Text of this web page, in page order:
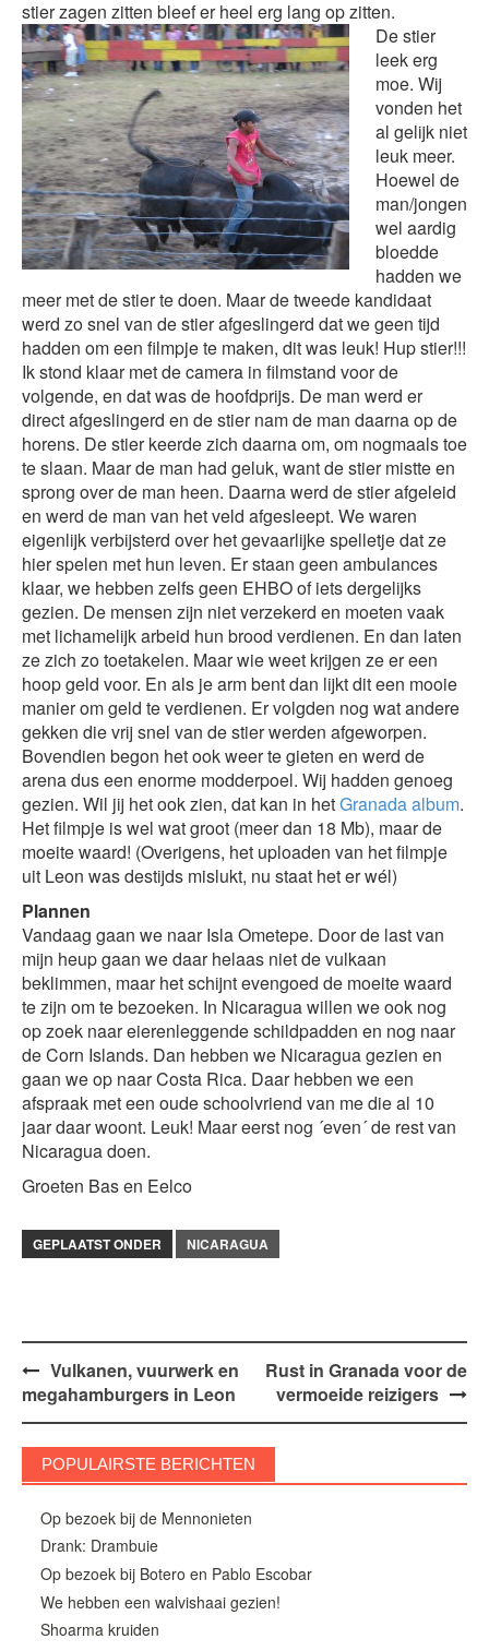
stier zagen zitten bleef er heel erg lang op zitten.
De stier
leek erg
moe. Wij
vonden het
al gelijk niet
leuk meer.
Hoewel de
man/jongen
wel aardig
bloedde
hadden we
meer met de stier te doen. Maar de tweede kandidaat
werd zo snel van de stier afgeslingerd dat we geen tijd
hadden om een filmpje te maken, dit was leuk! Hup stier!!!
Ik stond klaar met de camera in filmstand voor de
volgende, en dat was de hoofdprijs. De man werd er
direct afgeslingerd en de stier nam de man daarna op de
horens. De stier keerde zich daarna om, om nogmaals toe
te slaan. Maar de man had geluk, want de stier mistte en
sprong over de man heen. Daarna werd de stier afgeleid
en werd de man van het veld afgesleept. We waren
eigenlijk verbijsterd over het gevaarlijke spelletje dat ze
hier spelen met hun leven. Er staan geen ambulances
klaar, we hebben zelfs geen EHBO of iets dergelijks
gezien. De mensen zijn niet verzekerd en moeten vaak
met lichamelijk arbeid hun brood verdienen. En dan laten
ze zich zo toetakelen. Maar wie weet krijgen ze er een
hoop geld voor. En als je arm bent dan lijkt dit een mooie
manier om geld te verdienen. Er volgden nog wat andere
gekken die vrij snel van de stier werden afgeworpen.
Bovendien begon het ook weer te gieten en werd de
arena dus een enorme modderpoel. Wij hadden genoeg
gezien. Wil jij het ook zien, dat kan in hetGranada album.
Het filmpje is wel wat groot (meer dan 18 Mb), maar de
moeite waard! (Overigens, het uploaden van het filmpje
uit Leon was destijds mislukt, nu staat het er wél)
Plannen
Vandaag gaan we naar Isla Ometepe. Door de last van
mijn heup gaan we daar helaas niet de vulkaan
beklimmen, maar het schijnt evengoed de moeite waard
te zijn om te bezoeken. In Nicaragua willen we ook nog
op zoek naar eierenleggende schildpadden en nog naar
de Corn Islands. Dan hebben we Nicaragua gezien en
gaan we op naar Costa Rica. Daar hebben we een
afspraak met een oude schoolvriend van me die al 10
jaar daar woont. Leuk! Maar eerst nog ´even´ de rest van
Nicaragua doen.
Groeten Bas en Eelco
GEPLAATST ONDER NICARAGUA
Bericht
navigatie
Vulkanen, vuurwerk en
megahamburgers in Leon
Rust in Granada voor de
vermoeide reizigers
POPULAIRSTE BERICHTEN
Op bezoek bij de Mennonieten
Drank: Drambuie
Op bezoek bij Botero en Pablo Escobar
We hebben een walvishaai gezien!
Shoarma kruiden